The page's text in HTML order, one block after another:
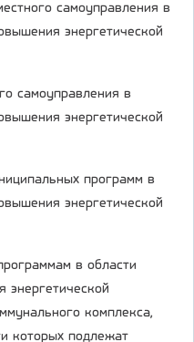
самоуправления в
энергетической
самоуправления в
энергетической
программ в
энергетической
в области
энергетической
комплекса,
которых подлежат